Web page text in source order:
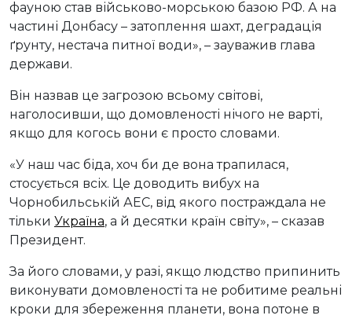
фауною став військово-морською базою РФ. А на
частині Донбасу – затоплення шахт, деградація
ґрунту, нестача питної води», – зауважив глава
держави.
Він назвав це загрозою всьому світові,
наголосивши, що домовленості нічого не варті,
якщо для когось вони є просто словами.
«У наш час біда, хоч би де вона трапилася,
стосується всіх. Це доводить вибух на
Чорнобильській АЕС, від якого постраждала не
тільки Україна, а й десятки країн світу», – сказав
Президент.
За його словами, у разі, якщо людство припинить
виконувати домовленості та не робитиме реальні
кроки для збереження планети, вона потоне в